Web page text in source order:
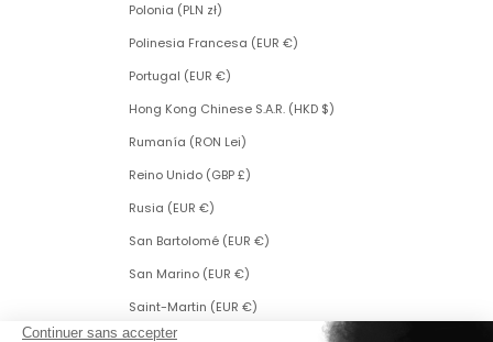
Polonia (PLN zł)
Polinesia Francesa (EUR €)
Portugal (EUR €)
Hong Kong Chinese S.A.R. (HKD $)
Rumanía (RON Lei)
Reino Unido (GBP £)
Rusia (EUR €)
San Bartolomé (EUR €)
San Marino (EUR €)
Saint-Martin (EUR €)